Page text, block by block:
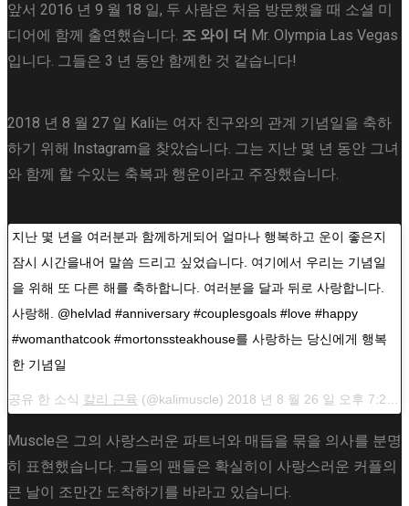
앞서 2016 년 9 월 18 일, 두 사람은 처음 방문했을 때 소셜 미
디어에 함께 출연했습니다. 조 와이 더 Mr. Olympia Las Vegas
입니다. 그들은 3 년 동안 함께한 것 같습니다!
2018 년 8 월 27 일 Kali는 여자 친구와의 관계 기념일을 축하
하기 위해 Instagram을 찾았습니다. 그는 지난 몇 년 동안 그녀
와 함께 할 수있는 축복과 행운이라고 주장했습니다.
지난 몇 년을 여러분과 함께하게되어 얼마나 행복하고 운이 좋은지
잠시 시간을내어 말씀 드리고 싶었습니다. 여기에서 우리는 기념일
을 위해 또 다른 해를 축하합니다. 여러분을 달과 뒤로 사랑합니다.
사랑해. @helvlad #anniversary #couplesgoals #love #happy
#womanthatcook #mortonssteakhouse를 사랑하는 당신에게 행복
한 기념일
공유 한 소식 칼리 근육 (@kalimuscle) 2018 년 8 월 26 일 오후 7:27 PDT
Muscle은 그의 사랑스러운 파트너와 매듭을 묶을 의사를 분명
히 표현했습니다. 그들의 팬들은 확실히이 사랑스러운 커플의
큰 날이 조만간 도착하기를 바라고 있습니다.